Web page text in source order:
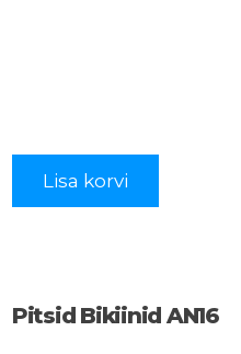
Lisa korvi
Pitsid Bikiinid AN16